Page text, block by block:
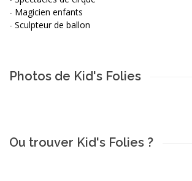
- Magicien enfants
- Sculpteur de ballon
Photos de Kid's Folies
Ou trouver Kid's Folies ?